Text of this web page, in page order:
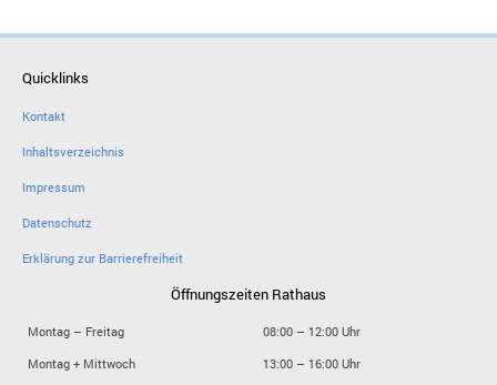
Quicklinks
Kontakt
Inhaltsverzeichnis
Impressum
Datenschutz
Erklärung zur Barrierefreiheit
Öffnungszeiten Rathaus
Montag – Freitag
08:00 – 12:00 Uhr
Montag + Mittwoch
13:00 – 16:00 Uhr